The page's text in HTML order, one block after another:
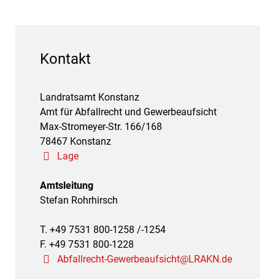
Kontakt
Landratsamt Konstanz
Amt für Abfallrecht und Gewerbeaufsicht
Max-Stromeyer-Str. 166/168
78467 Konstanz
Lage
Amtsleitung
Stefan Rohrhirsch
T. +49 7531 800-1258 /-1254
F. +49 7531 800-1228
Abfallrecht-Gewerbeaufsicht@LRAKN.de